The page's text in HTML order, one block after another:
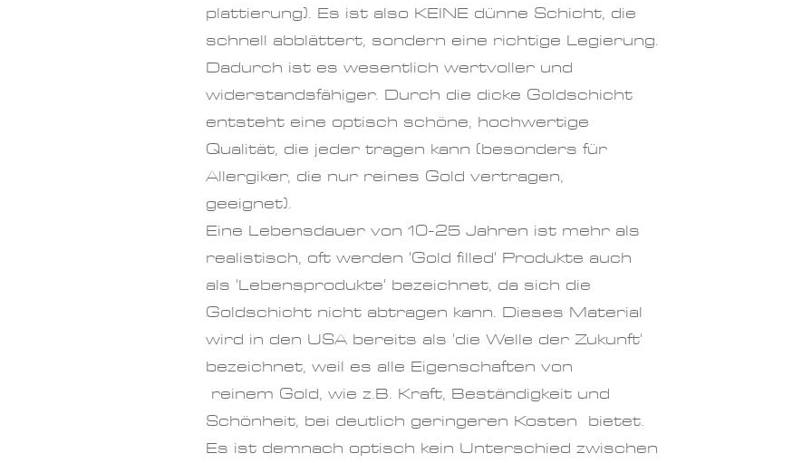
plattierung). Es ist also KEINE dünne Schicht, die
schnell abblättert, sondern eine richtige Legierung.
Dadurch ist es wesentlich wertvoller und
widerstandsfähiger. Durch die dicke Goldschicht
entsteht eine optisch schöne, hochwertige
Qualität, die jeder tragen kann (besonders für
Allergiker, die nur reines Gold vertragen,
geeignet).
Eine Lebensdauer von 10-25 Jahren ist mehr als
realistisch, oft werden 'Gold filled' Produkte auch
als 'Lebensprodukte' bezeichnet, da sich die
Goldschicht nicht abtragen kann. Dieses Material
wird in den USA bereits als 'die Welle der Zukunft'
bezeichnet, weil es alle Eigenschaften von
reinem Gold, wie z.B. Kraft, Beständigkeit und
Schönheit, bei deutlich geringeren Kosten bietet.
Es ist demnach optisch kein Unterschied zwischen